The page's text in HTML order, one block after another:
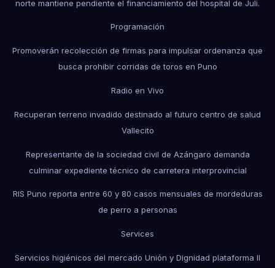
norte mantiene pendiente el financiamiento del hospital de Juli.
Programación
Promoverán recolección de firmas para impulsar ordenanza que
busca prohibir corridas de toros en Puno
Radio en Vivo
Recuperan terreno invadido destinado al futuro centro de salud
Vallecito
Representante de la sociedad civil de Azángaro demanda
culminar expediente técnico de carretera interprovincial
RIS Puno reporta entre 60 y 80 casos mensuales de mordeduras
de perro a personas
Services
Servicios higiénicos del mercado Unión y Dignidad plataforma II